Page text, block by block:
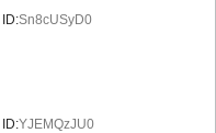
ID:Sn8cUSyD0
ID:YJEMQzJU0